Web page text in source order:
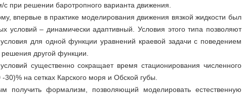
с при решении баротропного варианта движения.
впервые в практике моделирования движения вязкой жидкости был
условий – динамически адаптивный. Условия этого типа позволяют
условия для одной функции уравнений краевой задачи с поведением
другой функции.
существенно сокращает время стационирования численного
на сетках Карского моря и Обской губы.
получить формализм, позволяющий моделировать естественную